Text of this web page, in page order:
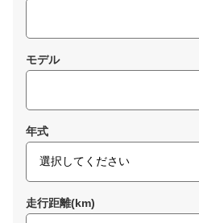
モデル
年式
走行距離(km)